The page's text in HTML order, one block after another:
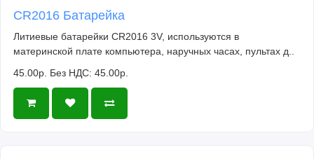
CR2016 Батарейка
Литиевые батарейки CR2016 3V, используются в
материнской плате компьютера, наручных часах, пультах д..
45.00р. Без НДС: 45.00р.